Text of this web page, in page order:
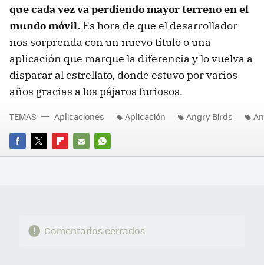
que cada vez va perdiendo mayor terreno en el
mundo móvil. Es hora de que el desarrollador
nos sorprenda con un nuevo título o una
aplicación que marque la diferencia y lo vuelva a
disparar al estrellato, donde estuvo por varios
años gracias a los pájaros furiosos.
FACEBOOK
TWITTERFLIPBOARD
E-
WHATSAPP
TEMAS Aplicaciones Aplicación Angry Birds
Comentarios cerrados